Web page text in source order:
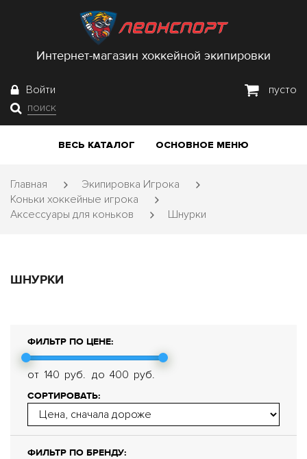
Интернет-магазин хоккейной экипировки
Войти
поиск
пусто
ВЕСЬ КАТАЛОГ ОСНОВНОЕ МЕНЮ
Главная
Экипировка Игрока
Коньки хоккейные игрока
Аксессуары для коньков
Шнурки
ШНУРКИ
ФИЛЬТР ПО ЦЕНЕ:
от 140 руб. до 400 руб.
СОРТИРОВАТЬ:
ФИЛЬТР ПО БРЕНДУ: